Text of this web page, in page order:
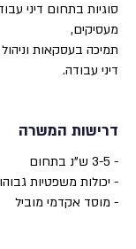
סוגיות בתחום דיני
מעסיקים,
תמיכה בעסקאות
דיני עבודה.
דרישות המשרה
- 3-5 ש"נ בתחום
- יכולות משפטיות
- מוסד אקדמי מוביל